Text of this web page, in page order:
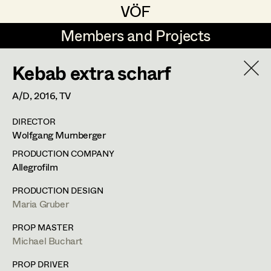
VÖF
VÖF
Members and Projects
Members and Projects
DE EN
Art Department
Costume Department
Retired Members
Honorary Members
Lena Isabella Deisenberger
Jasmin Engelhart
Anna Fritsch
Kerstin Maria Gatterbauer
Andrea Sommer
m +43 650 82 22 517,
Kebab extra scharf
A/D,2016, TV
DIRECTOR
Wolfgang Murnberger
PRODUCTION COMPANY
Allegrofilm
PRODUCTION DESIGN
Maria Gruber
PROP MASTER
Michael Buchart
PROP DRIVER